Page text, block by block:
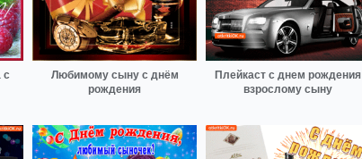
с
Любимому сыну с днём
рождения
Плейкаст с днем рождения
взрослому сыну